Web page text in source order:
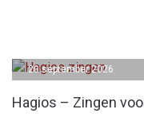
Hagios – Zingen
20 september 2026